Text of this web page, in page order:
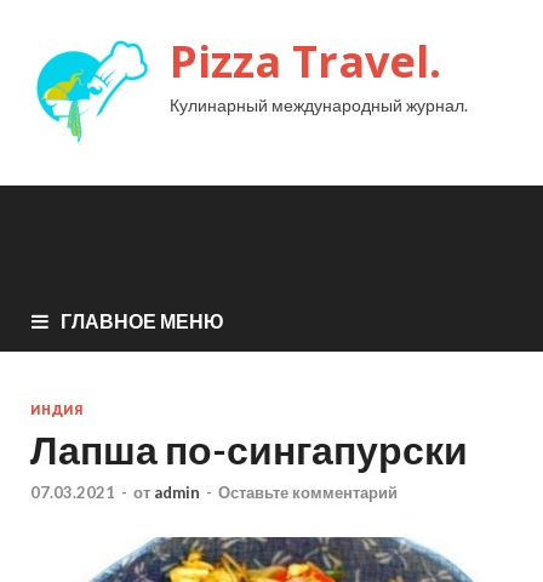
Pizza Travel.
Кулинарный международный журнал.
ГЛАВНОЕ МЕНЮ
ИНДИЯ
Лапша по-сингапурски
07.03.2021 - от admin - Оставьте комментарий